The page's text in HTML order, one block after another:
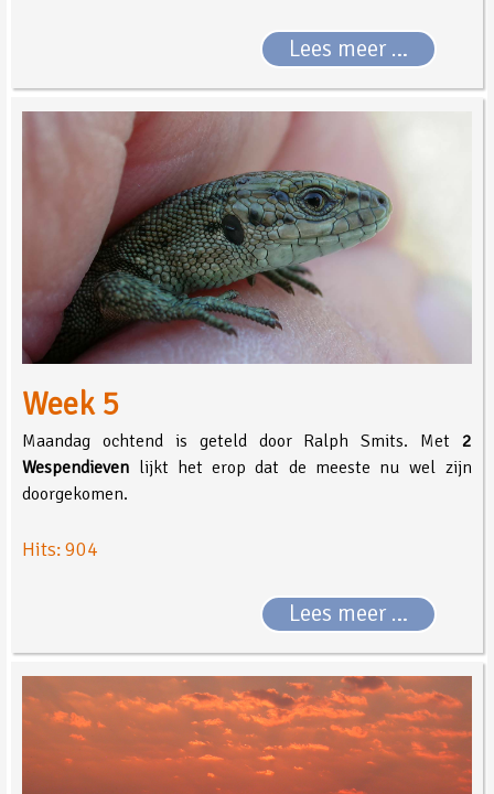
Lees meer …
Week 5
Maandag ochtend is geteld door Ralph Smits. Met 2
Wespendieven lijkt het erop dat de meeste nu wel zijn
doorgekomen.
Hits: 904
Lees meer …